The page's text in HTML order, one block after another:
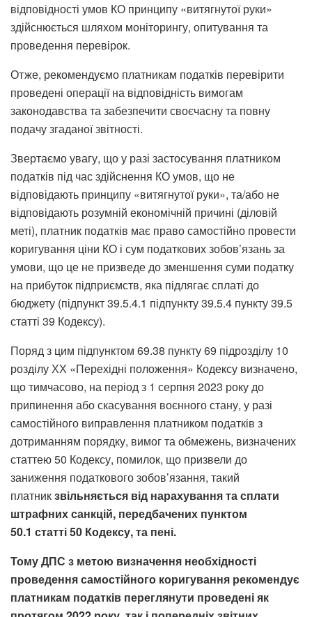
відповідності умов КО принципу «витягнутої руки»
здійснюється шляхом моніторингу, опитування та
проведення перевірок.
Отже, рекомендуємо платникам податків перевірити
проведені операції на відповідність вимогам
законодавства та забезпечити своєчасну та повну
подачу згаданої звітності.
Звертаємо увагу, що у разі застосування платником
податків під час здійснення КО умов, що не
відповідають принципу «витягнутої руки», та/або не
відповідають розумній економічній причині (діловій
меті), платник податків має право самостійно провести
коригування ціни КО і сум податкових зобов’язань за
умови, що це не призведе до зменшення суми податку
на прибуток підприємств, яка підлягає сплаті до
бюджету (підпункт 39.5.4.1 підпункту 39.5.4 пункту 39.5
статті 39 Кодексу).
Поряд з цим підпунктом 69.38 пункту 69 підрозділу 10
розділу ХХ «Перехідні положення» Кодексу визначено,
що тимчасово, на період з 1 серпня 2023 року до
припинення або скасування воєнного стану, у разі
самостійного виправлення платником податків з
дотриманням порядку, вимог та обмежень, визначених
статтею 50 Кодексу, помилок, що призвели до
заниження податкового зобов’язання, такий
платникзвільняється від нарахування та сплати
штрафних санкцій, передбачених пунктом
50.1 статті 50 Кодексу, та пені.
Тому ДПС з метою визначення необхідності
проведення самостійного коригування рекомендує
платникам податків переглянути проведені як